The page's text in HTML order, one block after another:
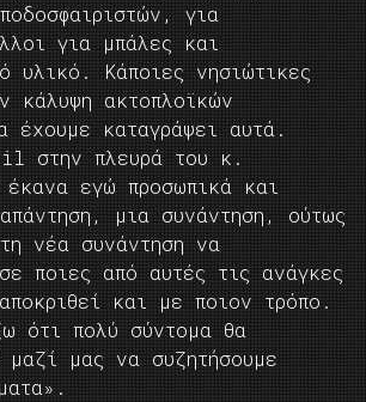
για
για μπάλες και
υλικό. Κάποιες νησιώτικες
κάλυψη ακτοπλοϊκών
έχουμε καταγράψει αυτά.
στην πλευρά του κ.
έκανα εγώ προσωπικά και
μια συνάντηση, ούτως
νέα συνάντηση να
ποιες από αυτές τις ανάγκες
και με ποιον τρόπο.
ότι πολύ σύντομα θα
μαζί μας να συζητήσουμε